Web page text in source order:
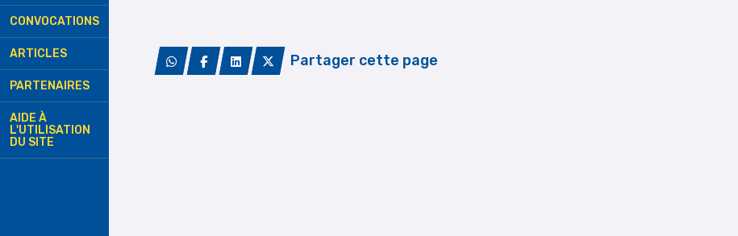
CONVOCATIONS
ARTICLES
PARTENAIRES
AIDE À
L'UTILISATION
DU SITE
Partager cette page